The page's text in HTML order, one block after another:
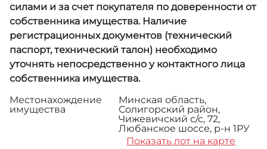
силами и за счет покупателя по доверенности от
собственника имущества. Наличие
регистрационных документов (технический
паспорт, технический талон) необходимо
уточнять непосредственно у контактного лица
собственника имущества.
Местонахождение
имущества
Минская область,
Солигорский район,
Чижевичский с/с, 72,
Любанское шоссе, р-н 1РУ
Показать лот на карте